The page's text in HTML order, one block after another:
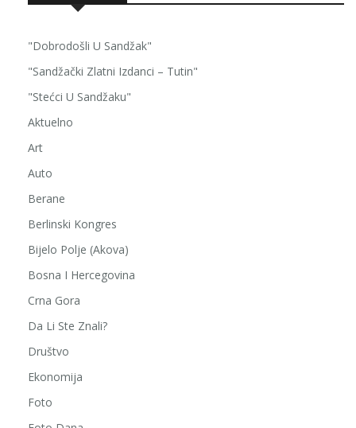
"Dobrodošli U Sandžak"
"Sandžački Zlatni Izdanci – Tutin"
"Stećci U Sandžaku"
Aktuelno
Art
Auto
Berane
Berlinski Kongres
Bijelo Polje (Akova)
Bosna I Hercegovina
Crna Gora
Da Li Ste Znali?
Društvo
Ekonomija
Foto